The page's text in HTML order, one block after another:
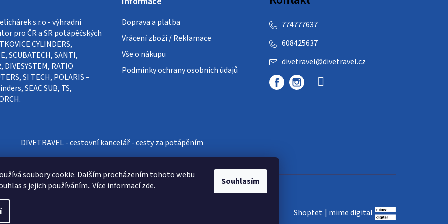
soubory cookie. Dalším procházením tohoto webu
s jejich používáním.. Více informacízde. Souhlasím
s.r.o - výhradní
pro ČR a SR potápěčských
CYLINDERS,
SCUBATECH, SANTI,
DIVESYSTEM, RATIO
SI TECH, POLARIS –
SEAC SUB, TS,
Doprava a platba
Vrácení zboží / Reklamace
Vše o nákupu
Podmínky ochrany osobních údajů
divetravel@divetravel.cz
608425637
774777637
DIVETRAVEL - cestovní kancelář - cesty za potápěním
Shoptet | mime digital